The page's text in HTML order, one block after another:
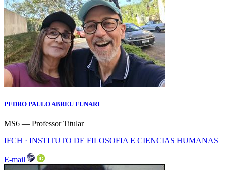
PEDRO PAULO ABREU FUNARI
MS6 — Professor Titular
IFCH · INSTITUTO DE FILOSOFIA E CIENCIAS HUMANAS
E-mail